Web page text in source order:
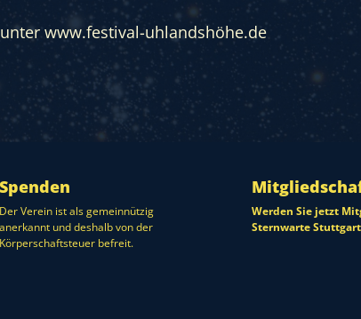
unterwww.festival-uhlandshöhe.de
Spenden
Der Verein ist als gemeinnützig
anerkannt und deshalb von der
Körperschaftsteuer befreit.
Werden Sie jetzt
Sternwarte